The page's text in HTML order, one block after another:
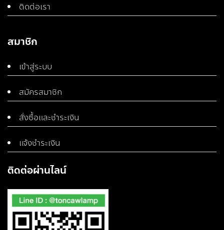
ติดต่อเรา
สมาชิก
เข้าสู่ระบบ
สมัครสมาชิก
สั่งซื้อและชำระเงิน
แจ้งชำระเงิน
ติดต่อผ่านไลน์